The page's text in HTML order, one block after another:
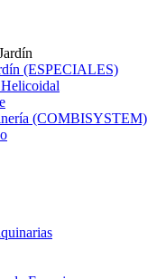
(ESPECIALES)
(COMBISYSTEM)